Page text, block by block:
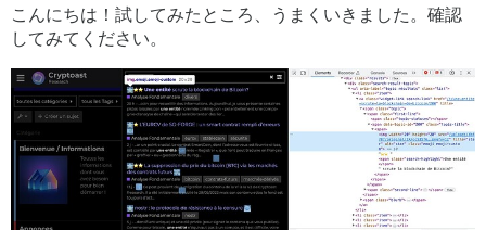
こんにちは！試してみたところ、うまくいきました。確認
してみてください。